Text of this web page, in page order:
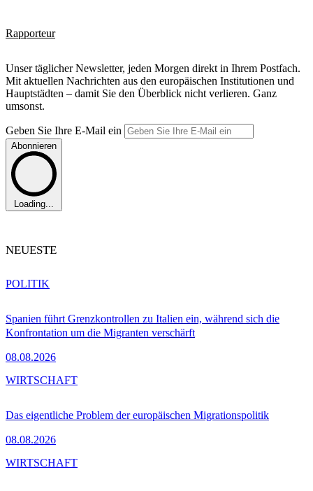
Rapporteur
Unser täglicher Newsletter, jeden Morgen direkt in Ihrem Postfach.
Mit aktuellen Nachrichten aus den europäischen Institutionen und
Hauptstädten – damit Sie den Überblick nicht verlieren. Ganz
umsonst.
Geben Sie Ihre E-Mail ein
Abonnieren
Loading...
NEUESTE
Spanien führt Grenzkontrollen zu Italien ein, während sich die
Konfrontation um die Migranten verschärft
08.08.2026
POLITIK
Das eigentliche Problem der europäischen Migrationspolitik
08.08.2026
WIRTSCHAFT
WIRTSCHAFT